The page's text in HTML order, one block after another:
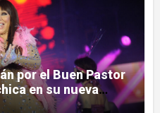
por el Buen Pastor
en su nueva